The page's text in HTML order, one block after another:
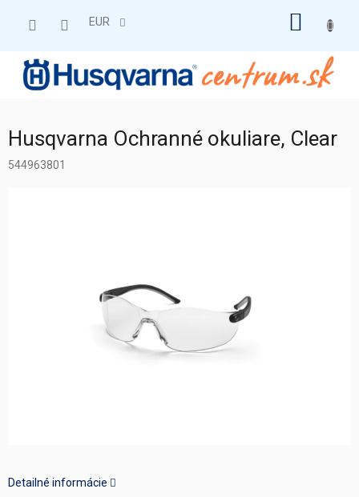
EUR
Husqvarna Ochranné okuliare, Clear
544963801
Detailné informácie